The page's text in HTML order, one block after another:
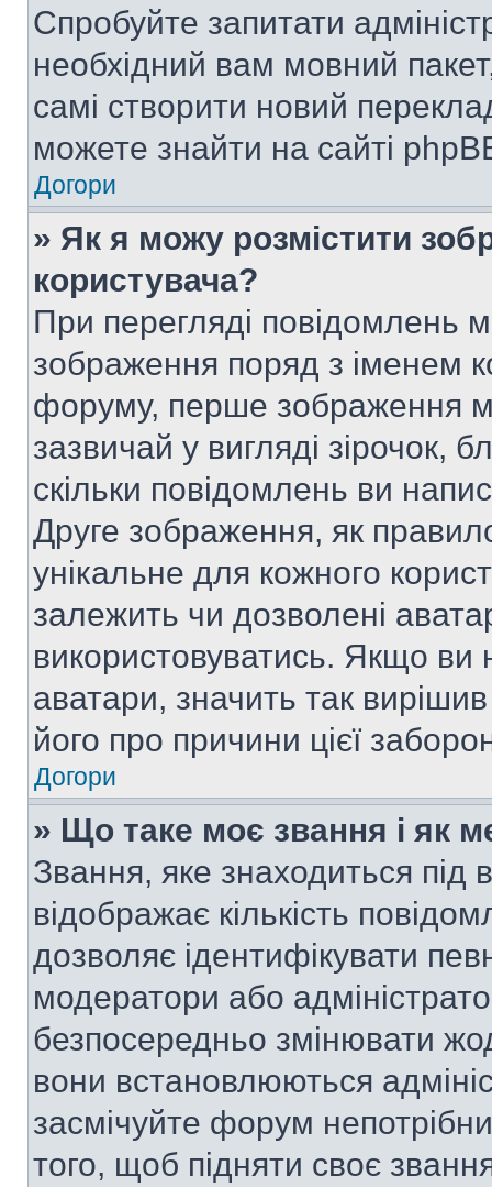
Спробуйте запитати
необхідний вам мовний
самі створити новий
можете знайти на сайті
Догори
» Як я можу розмістити
користувача?
При перегляді повідомлень
зображення поряд з іменем
форуму, перше зображення
зазвичай у вигляді зірочок,
скільки повідомлень ви
Друге зображення, як
унікальне для кожного
залежить чи дозволені
використовуватись. Якщо ви
аватари, значить так
його про причини цієї
Догори
» Що таке моє звання і як
Звання, яке знаходиться
відображає кількість
дозволяє ідентифікувати
модератори або
безпосередньо змінювати
вони встановлюються
засмічуйте форум
того, щоб підняти своє